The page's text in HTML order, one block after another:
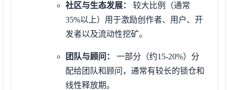
社区与生态发展：
较大比例（通常
35%以上）用于激励创作者、用户、开
发者以及流动性挖矿。
团队与顾问：
一部分（约15-20%）分
配给团队和顾问，通常有较长的锁仓和
线性释放期。